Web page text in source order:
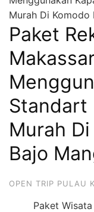
Labuan
Bajo
3
Hari
2
Malam,
2
Hari
Malam
Murah Di Komodo
Paket
Standart
Murah
Bajo
OPEN TRIP PULAU
Paket